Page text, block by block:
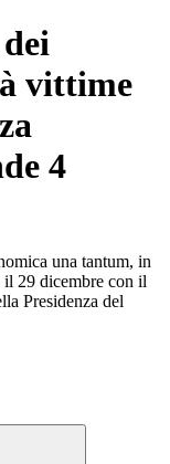
vittime
4
una tantum, in
il 29 dicembre con il
Presidenza del